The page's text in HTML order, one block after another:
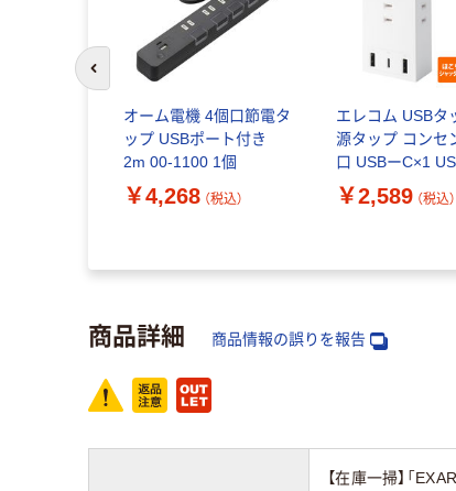
オーム電機 4個口節電タ
ップ USBポート付き
2m 00-1100 1個
￥4,268 （税込）
エレコム USBタ
源タップ コンセ
口 USBーC×1
A×2 白 ECT-37-
3A2CWH 1個
￥2,589 （税込）
前のスライドへ
商品詳細 商品情報の誤りを報告
【在庫一掃】「